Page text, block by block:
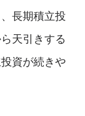
長期積立投
天引きする
資が続きや